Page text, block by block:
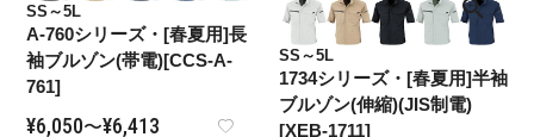
SS～5L
A-760シリーズ・[春夏用]長
袖ブルゾン(帯電)[CCS-A-
761]
¥6,050〜¥6,413
SS～5L
1734シリーズ・[春夏用]半袖
ブルゾン(伸縮)(JIS制電)
[XEB-1711]